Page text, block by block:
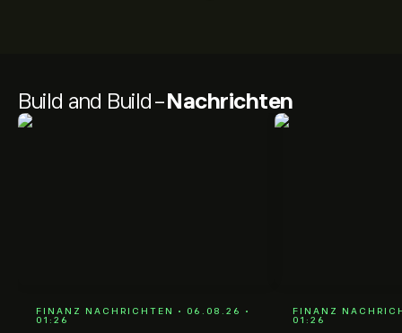
Build and Build-Nachrichten
FINANZ NACHRICHTEN • 06.08.26 •
01:26
FINANZ
01:26